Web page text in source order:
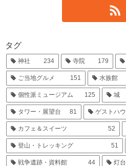
タグ
神社 234 寺院 179
ご当地グルメ 151 水族館
個性派ミュージアム 125 城
タワー・展望台 81 ゲストハ
カフェ＆スイーツ 52
登山・トレッキング 51
戦争遺跡・資料館 44 灯台